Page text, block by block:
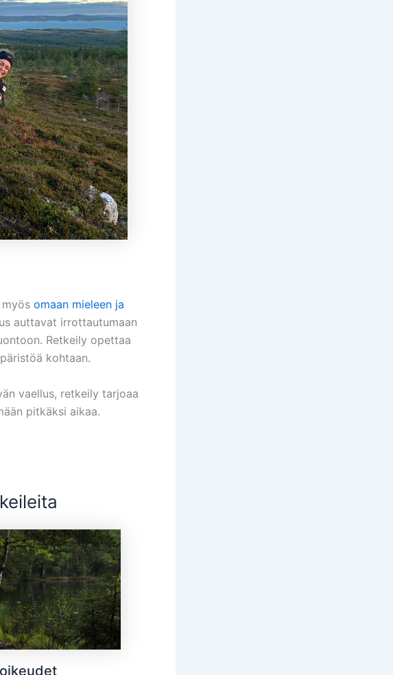
omaan mieleen ja
auttavat irrottautumaan
Retkeily opettaa
kohtaan.
vaellus, retkeily tarjoaa
pitkäksi aikaa.